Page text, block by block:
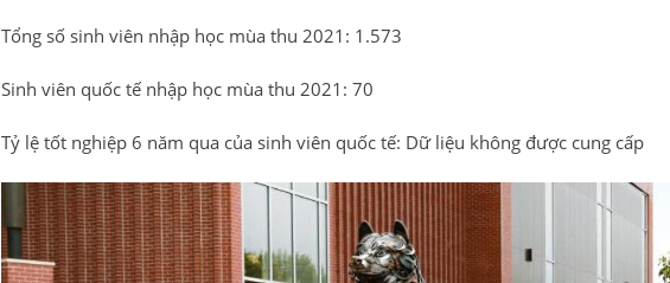
Tổng số sinh viên nhập học mùa thu 2021: 1.573
Sinh viên quốc tế nhập học mùa thu 2021: 70
Tỷ lệ tốt nghiệp 6 năm qua của sinh viên quốc tế: Dữ liệu không được cung cấp